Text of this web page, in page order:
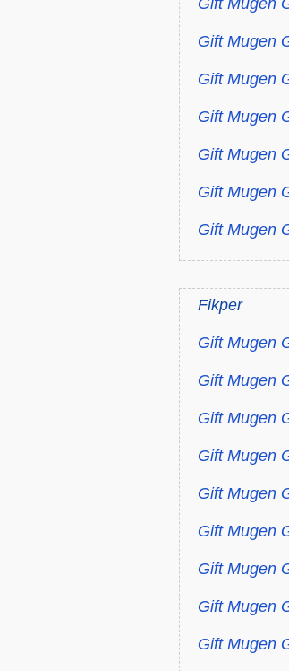
Gift Mugen
Gift Mugen
Gift Mugen
Gift Mugen
Gift Mugen
Gift Mugen
Fikper
Gift Mugen
Gift Mugen
Gift Mugen
Gift Mugen
Gift Mugen
Gift Mugen
Gift Mugen
Gift Mugen
Gift Mugen